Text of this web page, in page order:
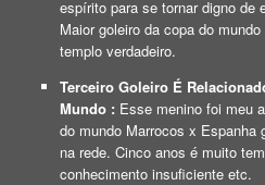
espírito para se tornar digno de
Maior goleiro da copa do
templo verdadeiro.
Terceiro Goleiro É
Mundo : Esse menino foi meu
do mundo Marrocos x Espanha
na rede. Cinco anos é muito
conhecimento insuficiente etc.